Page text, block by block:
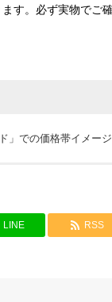
す。必ず実物でご
での価格帯イメー
LINE RSS